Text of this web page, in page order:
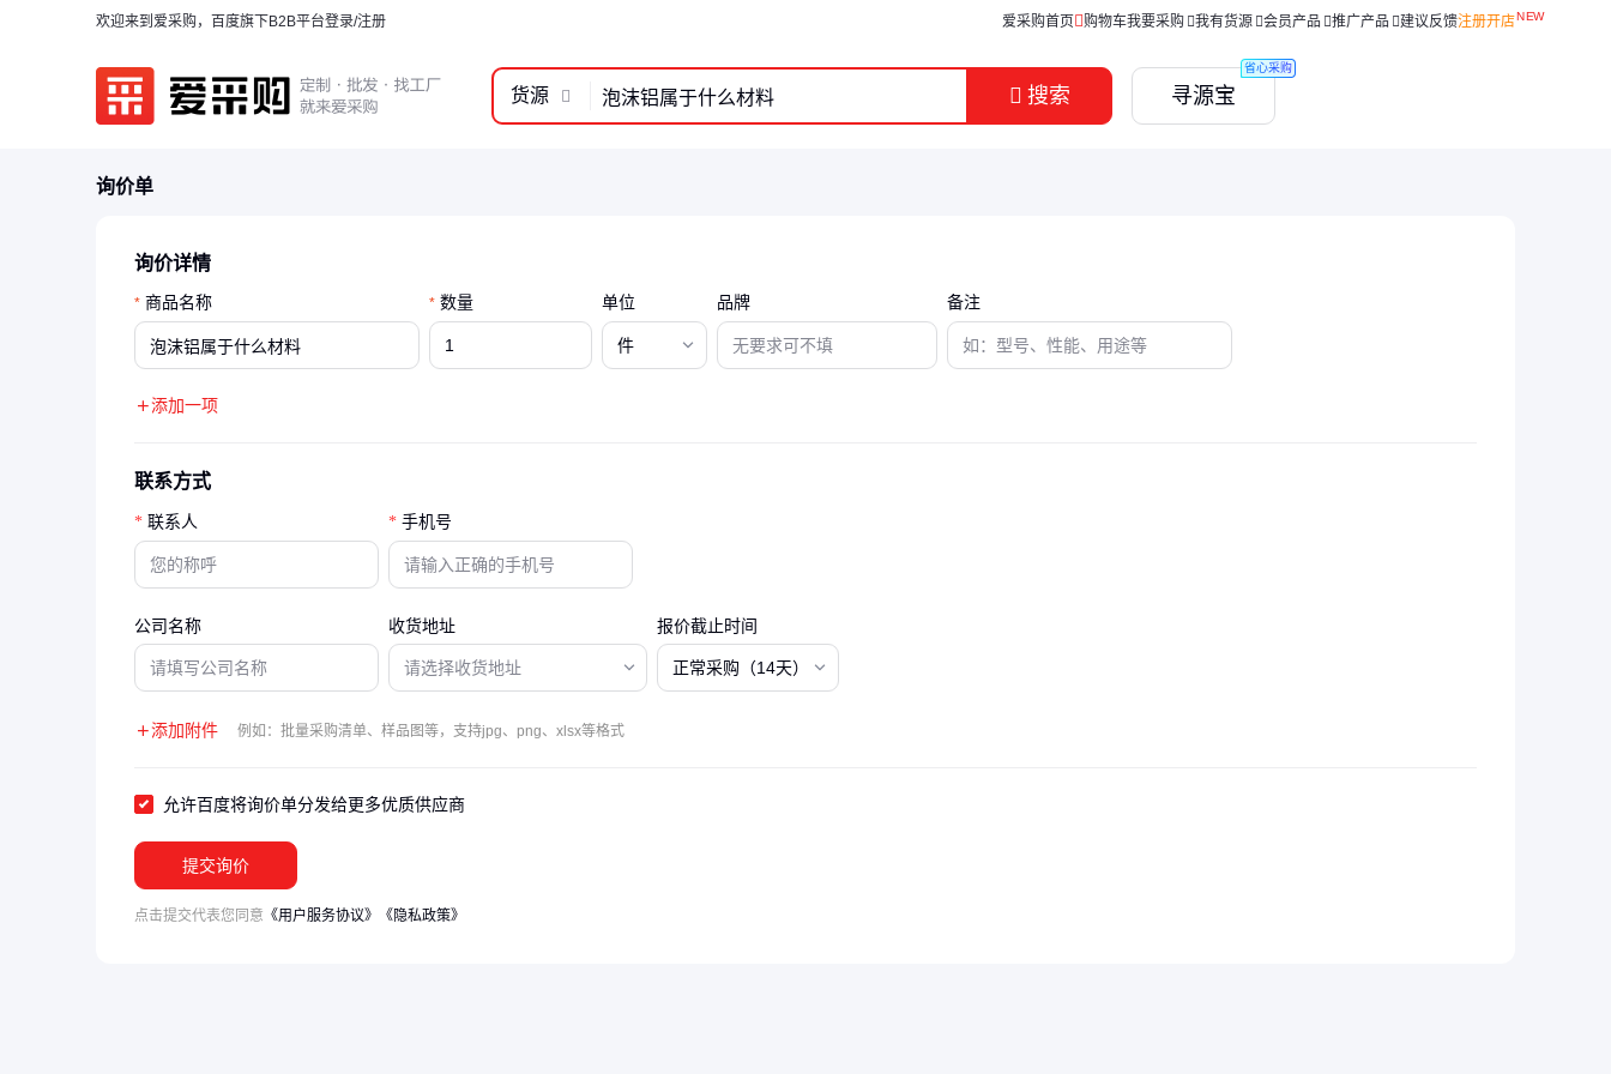
欢迎来到爱采购，百度旗下B2B平台登录/注册 爱采购首页 购物车我要采购 我有货源 会员产品 推广产品 建议反馈注册开店
搜索 寻源宝
省心采购
货源
询价单
询价详情
* 商品名称 * 数量 单位 品牌 备注
件
添加一项
联系方式
联系人 手机号
公司名称 收货地址 报价截止时间
正常采购（14天）
添加附件 例如：批量采购清单、样品图等，支持jpg、png、xlsx等格式
允许百度将询价单分发给更多优质供应商
提交询价
点击提交代表您同意 《用户服务协议》 《隐私政策》